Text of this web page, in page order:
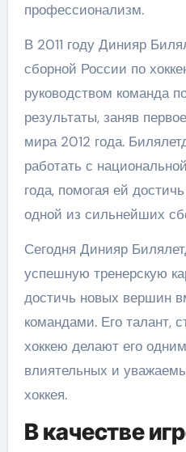
профессионализм.
В 2011 году Динияр
сборной России по
руководством команда
результаты, заняв
мира 2012 года.
работать с
года, помогая ей
одной из сильнейших
Сегодня Динияр
успешную тренерскую
достичь новых вершин
командами. Его талант,
хоккею делают его
влиятельных и
хоккея.
В качестве